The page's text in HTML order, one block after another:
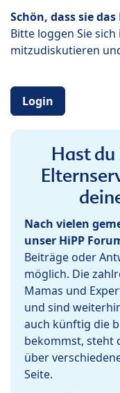
Schön, dass sie
Bitte loggen Sie
mitzudiskutieren
Login
Hast du
Nach vielen
unser HiPP
Beiträge oder
möglich. Die
Mamas und
und sind
auch künftig die
bekommst, steht
über
Seite.